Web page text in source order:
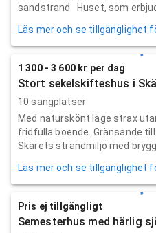
sandstrand. Huset, som
Läs mer och se tillgänglighet
1 300 - 3 600 kr per dag
Stort sekelskifteshus i
10 sängplatser
Med naturskönt läge strax
fridfulla boende. Gränsande
Skärets strandmiljö med
Läs mer och se tillgänglighet
Pris ej tillgängligt
Semesterhus med härlig